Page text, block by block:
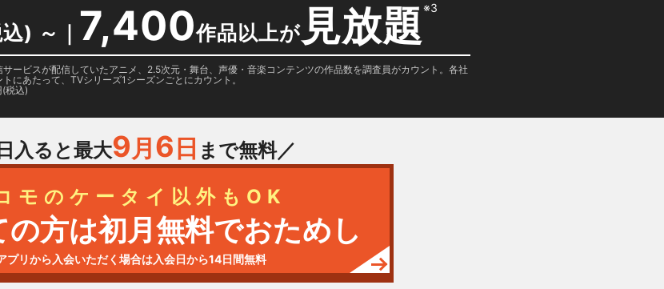
) ～ ｜ 7,400作品以上が 見放題※3
ービスが配信していたアニメ、2.5次元・舞台、声優・音楽コンテンツの作品数を調査員がカウント。各社
にあたって、TVシリーズ1シーズンごとにカウント。
税込)
入ると最大9月 6 日 まで無料／
モのケータイ以外もOK
の方は初月無料でおためし
プリから入会いただく場合は入会日から14日間無料